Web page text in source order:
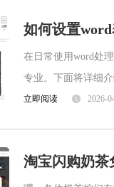
如何设置
在日常使用word处
专业。下面将详细
个表格。可以将鼠
立即阅读 2026-
淘宝闪购奶茶